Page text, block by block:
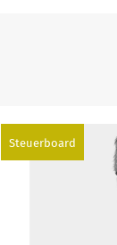
Steuerboard